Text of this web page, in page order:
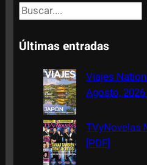
S
e
a
Últimas entradas
Viajes
Agosto, 2026
TVyNovelas
[PDF]